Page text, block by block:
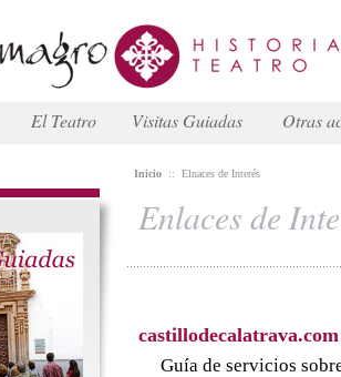
El Teatro Visitas Guiadas Otras
Inicio :: Elnaces de Interés
Enlaces de
castillodecalatrava.com
Guía de servicios